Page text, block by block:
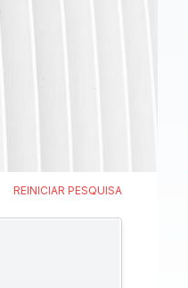
REINICIAR PESQUISA